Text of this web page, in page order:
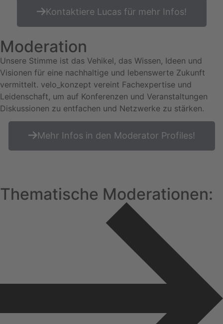
Kontaktiere Lucas für mehr Infos!
Moderation
Unsere Stimme ist das Vehikel, das Wissen, Ideen und
Visionen für eine nachhaltige und lebenswerte Zukunft
vermittelt. velo_konzept vereint Fachexpertise und
Leidenschaft, um auf Konferenzen und Veranstaltungen
Diskussionen zu entfachen und Netzwerke zu stärken.
Mehr Infos in den Moderator Profiles!
Thematische Moderationen: